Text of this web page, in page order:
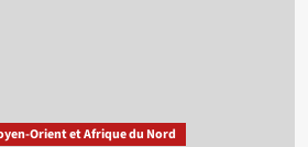
Orient et Afrique du Nord